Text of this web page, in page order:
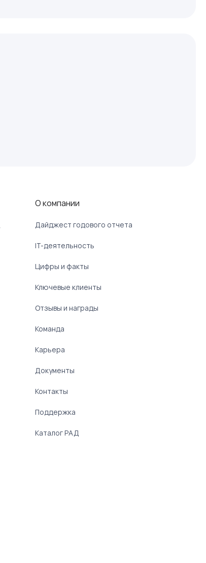
О компании
Дайджест годового отчета
IT-деятельность
Цифры и факты
Ключевые клиенты
Отзывы и награды
Команда
Карьера
Документы
Контакты
Поддержка
Каталог РАД